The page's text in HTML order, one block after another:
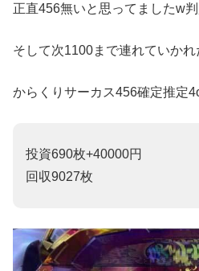
正直456無いと思ってましたw
そして次1100まで連れていか
からくりサーカス456確定推定
投資690枚+40000円
回収9027枚